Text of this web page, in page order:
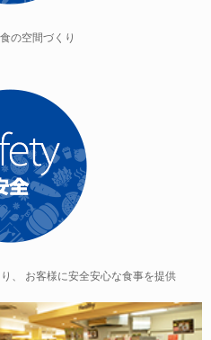
の空間づくり
、 お客様に安全安心な食事を提供